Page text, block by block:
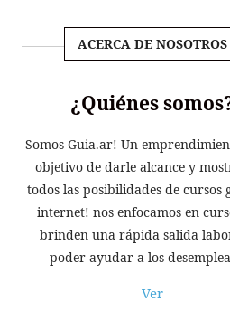
ACERCA DE NOSOTROS
¿Quiénes
Somos Guia.ar! Un
objetivo de darle alcance y
todos las posibilidades de cursos
internet! nos enfocamos en
brinden una rápida salida
poder ayudar a los
Ver